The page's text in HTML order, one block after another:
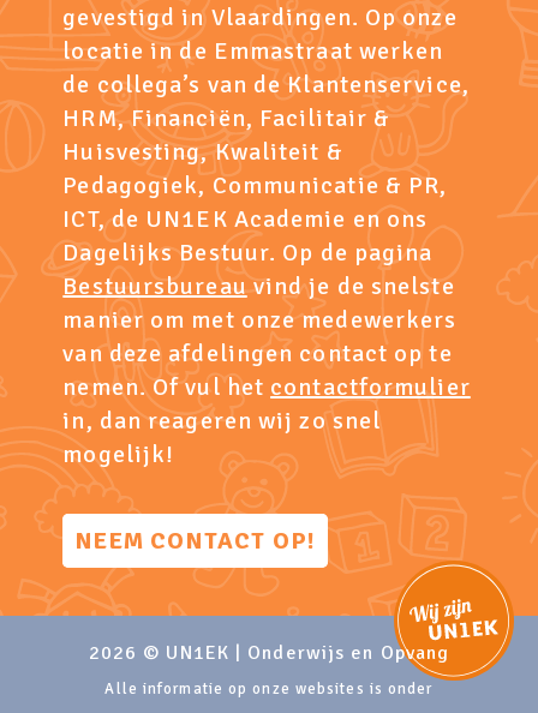
gevestigd in Vlaardingen. Op onze
locatie in de Emmastraat werken
de collega’s van de Klantenservice,
HRM, Financiën, Facilitair &
Huisvesting, Kwaliteit &
Pedagogiek, Communicatie & PR,
ICT, de UN1EK Academie en ons
Dagelijks Bestuur. Op de pagina
Bestuursbureauvind je de snelste
manier om met onze medewerkers
van deze afdelingen contact op te
nemen. Of vul het contactformulier
in, dan reageren wij zo snel
mogelijk!
NEEM CONTACT OP!
2026 © UN1EK | Onderwijs en Opvang
Alle informatie op onze websites is onder